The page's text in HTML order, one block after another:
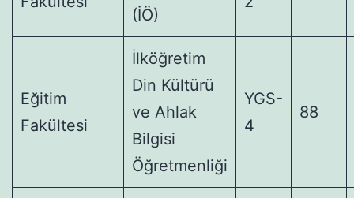
(İÖ)
Eğitim
Fakültesi
İlköğretim
Din Kültürü
ve Ahlak
Bilgisi
Öğretmenliği
YGS-
4
88